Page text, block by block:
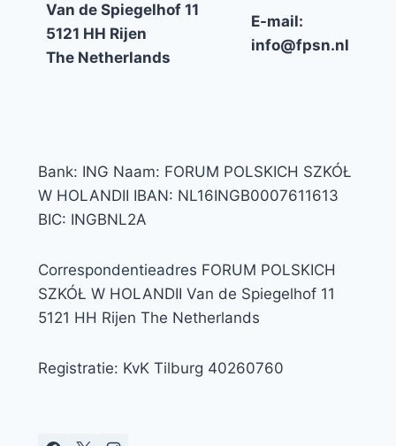
Van de Spiegelhof 11
5121 HH Rijen
The Netherlands
E-mail:
info@fpsn.nl
Bank: ING Naam: FORUM POLSKICH SZKÓŁ
W HOLANDII IBAN: NL16INGB0007611613
BIC: INGBNL2A
Correspondentieadres FORUM POLSKICH
SZKÓŁ W HOLANDII Van de Spiegelhof 11
5121 HH Rijen The Netherlands
Registratie: KvK Tilburg 40260760